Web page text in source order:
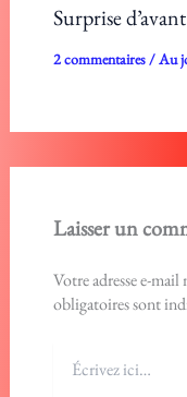
Surprise
2 commentaires/Au
Laisser un
Votre adresse e-mail
obligatoires sont
ici…